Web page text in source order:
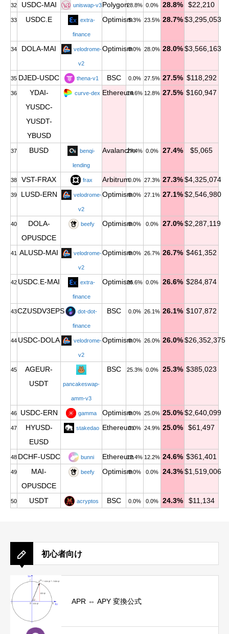
32 USDC-MAI uniswap-v3Polygon28.8% 0.0% 28.8% $22,210
33 USDC.E extra-
finance
Optimism5.3% 23.5% 28.7% $3,295,053
34 DOLA-MAI velodrome-
v2
Optimism0.0% 28.0% 28.0% $3,566,163
35 DJED-USDC thena-v1 BSC 0.0% 27.5% 27.5% $118,292
36
YDAI-
YUSDC-
YUSDT-
YBUSD
curve-dex Ethereum14.6% 12.8% 27.5% $160,947
37 BUSD benqi-
lending
Avalanche
27.4% 0.0% 27.4% $5,065
38 VST-FRAX frax Arbitrum0.0% 27.3% 27.3% $4,325,074
39 LUSD-ERN velodrome-
v2
Optimism0.0% 27.1% 27.1% $2,546,980
40
DOLA-
OPUSDCE
beefy Optimism0.0% 0.0% 27.0% $2,287,119
41 ALUSD-MAI velodrome-
v2
Optimism0.0% 26.7% 26.7% $461,352
42 USDC.E-MAI extra-
finance
Optimism26.6% 0.0% 26.6% $284,874
43CZUSDV3EPS dot-dot-
finance
BSC 0.0% 26.1% 26.1% $107,872
44 USDC-DOLA velodrome-
v2
Optimism0.0% 26.0% 26.0% $26,352,375
45
AGEUR-
USDT
pancakeswap-
amm-v3
BSC 25.3% 0.0% 25.3% $385,023
46 USDC-ERN gamma Optimism0.0% 25.0% 25.0% $2,640,099
47
HYUSD-
EUSD
stakedao Ethereum0.0% 24.9% 25.0% $61,497
48 DCHF-USDC bunni Ethereum12.4% 12.2% 24.6% $361,401
49
MAI-
OPUSDCE
beefy Optimism0.0% 0.0% 24.3% $1,519,006
50 USDT acryptos BSC 0.0% 0.0% 24.3% $11,134
初心者向け
APR ⇔ APY 変換公式